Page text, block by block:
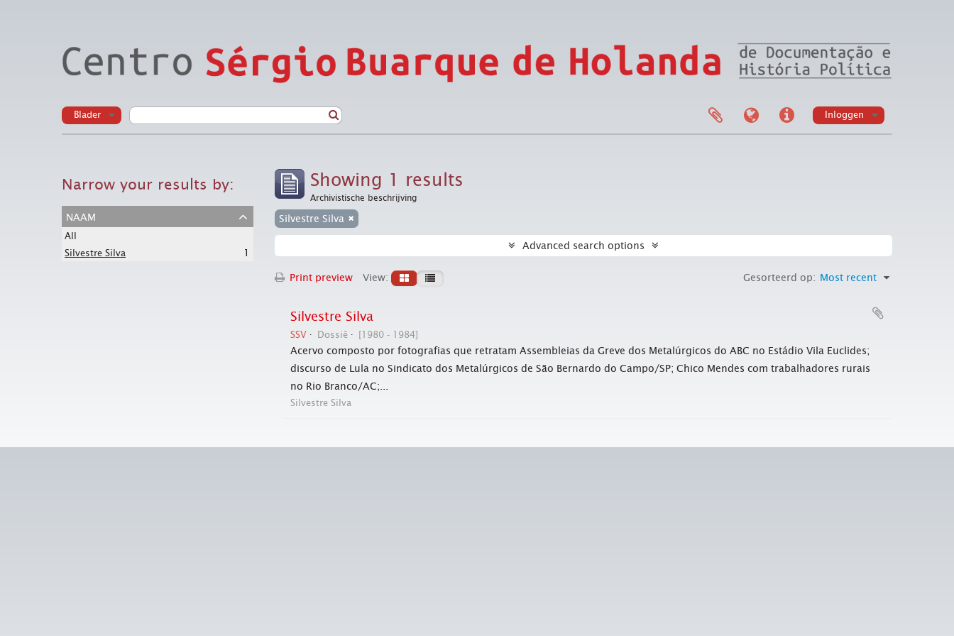
Blader Inloggen
Narrow your results by:
naam
All
Silvestre Silva
1
Showing 1 results
Archivistische beschrijving
Silvestre Silva
Advanced search options
Print preview View: Gesorteerd op: Most recent
Silvestre Silva
SSV Dossiê [1980 - 1984]
Acervo composto por fotografias que retratam Assembleias da Greve dos Metalúrgicos do ABC no Estádio Vila Euclides;
discurso de Lula no Sindicato dos Metalúrgicos de São Bernardo do Campo/SP; Chico Mendes com trabalhadores rurais
no Rio Branco/AC;...
Silvestre Silva